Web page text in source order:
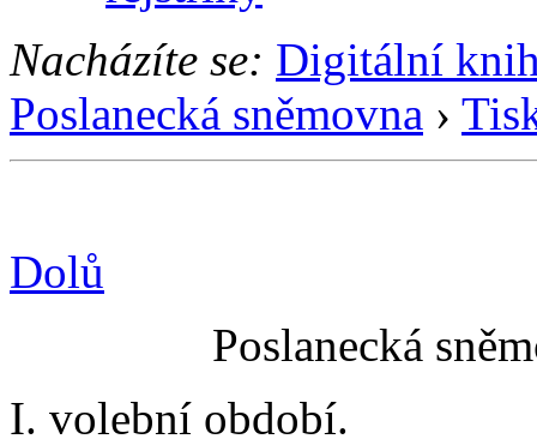
Nacházíte se: Digitální
Poslanecká sněmovna ›
Dolů
Poslanecká
I. volební období.